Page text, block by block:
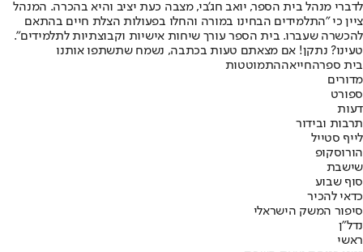
לדברי מנהל בית הספר, יואב חג'בי, מצבה כעת יציב והיא בהכרה. המנהל
ציין כי "התלמידים הבחינו במורה והחלו בפעולות הצלת חיים בהתאם
להכשרה שעברו. בית הספר עורך שיחות אישיות וקבוצתיות לתלמידים".
טעינו? נתקן! אם מצאתם טעות בכתבה, נשמח שתשתפו אותנו
בית ספרהחייאההתמוטטות
מדורים
ספורט
דעות
תרבות ובידור
לייף סטייל
הורוסקופ
שישבת
סוף שבוע
כדאי להכיר
סיפור המשק הישראלי
נדל"ן
ראשי